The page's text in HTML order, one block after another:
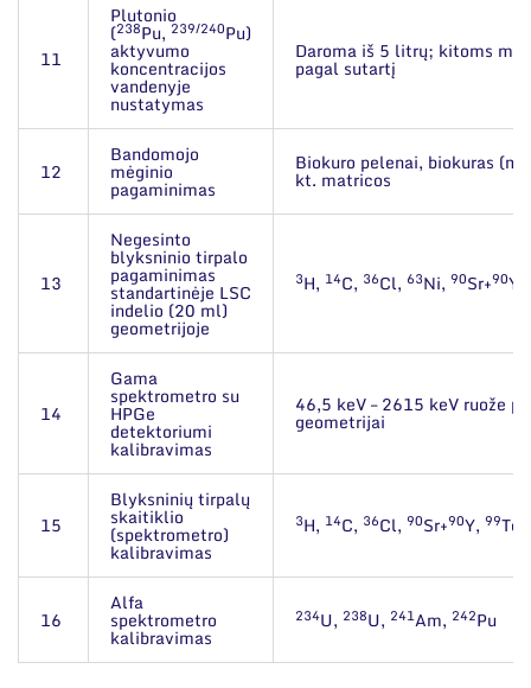
11
Plutonio
(238Pu, 239/240Pu)
aktyvumo
koncentracijos
vandenyje
nustatymas
Daroma iš 5 litrų; kitoms
pagal sutartį
12
Bandomojo
mėginio
pagaminimas
Biokuro pelenai, biokuras
kt. matricos
13
Negesinto
blyksninio tirpalo
pagaminimas
standartinėje LSC
indelio (20 ml)
geometrijoje
3H, 14C, 36Cl, 63Ni, 90Sr+90Y,
14
Gama
spektrometro su
HPGe
detektoriumi
kalibravimas
46,5 keV – 2615 keV ruože
geometrijai
15
Blyksninių tirpalų
skaitiklio
(spektrometro)
kalibravimas
3H, 14C, 36Cl, 90Sr+90Y, 99Tc
16
Alfa
spektrometro
kalibravimas
234U, 238U, 241Am, 242Pu